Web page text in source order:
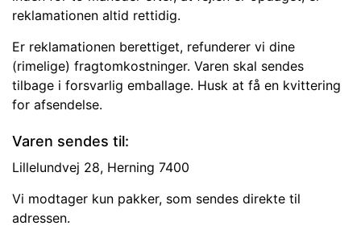
reklamationen altid rettidig.
Er reklamationen berettiget, refunderer vi dine
(rimelige) fragtomkostninger. Varen skal sendes
tilbage i forsvarlig emballage. Husk at få en kvittering
for afsendelse.
Varen sendes til:
Lillelundvej 28, Herning 7400
Vi modtager kun pakker, som sendes direkte til
adressen.